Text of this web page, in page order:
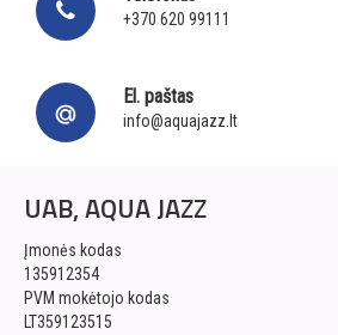
+370 620 99111
El. paštas
info@aquajazz.lt
UAB, AQUA JAZZ
Įmonės kodas
135912354
PVM mokėtojo kodas
LT359123515